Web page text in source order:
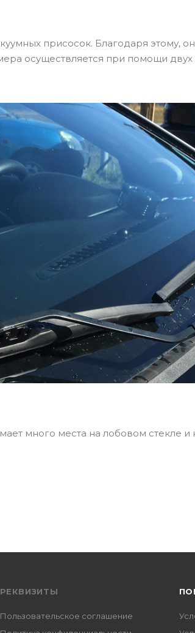
присосок. Благодаря этому,
осуществляется при помощи двух
много места на лобовом стекле
РЕКВИЗИТЫ
Пользовательское соглашение